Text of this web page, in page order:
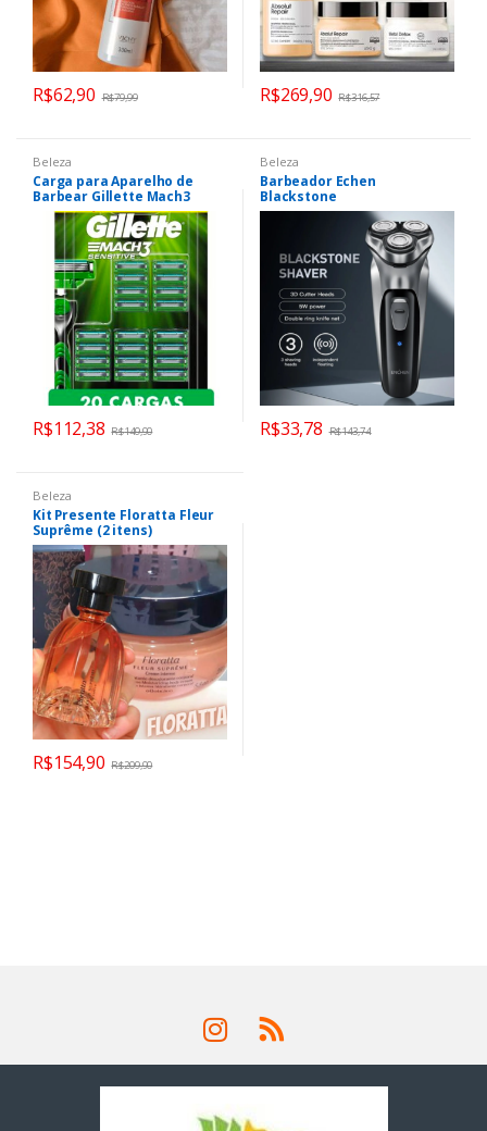
R$62,90 R$79,99 R$269,90 R$316,57
Beleza
Carga para Aparelho de
Barbear Gillette Mach3
Sensitive 20 unidades
R$112,38 R$149,90
Beleza
Barbeador Echen
Blackstone
R$33,78 R$143,74
Beleza
Kit Presente Floratta Fleur
Suprême (2 itens)
R$154,90 R$209,90